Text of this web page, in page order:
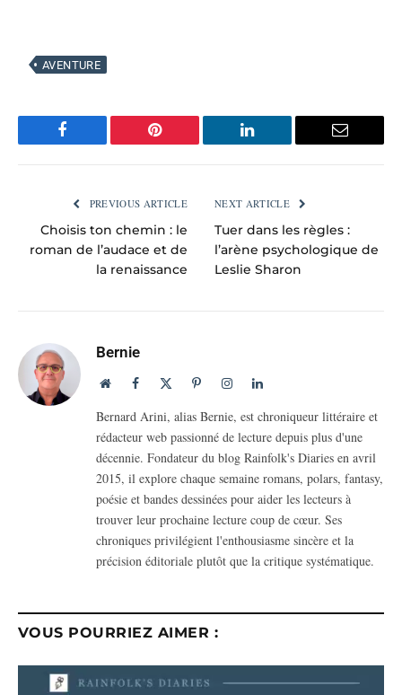
AVENTURE
Facebook Pinterest LinkedIn Email
PREVIOUS ARTICLE
Choisis ton chemin : le
roman de l’audace et de
la renaissance
NEXT ARTICLE
Tuer dans les règles :
l’arène psychologique de
Leslie Sharon
Bernie
WebsiteFacebook PinterestInstagramLinkedIn
Bernard Arini, alias Bernie, est chroniqueur littéraire et
rédacteur web passionné de lecture depuis plus d'une
décennie. Fondateur du blog Rainfolk's Diaries en avril
2015, il explore chaque semaine romans, polars, fantasy,
poésie et bandes dessinées pour aider les lecteurs à
trouver leur prochaine lecture coup de cœur. Ses
chroniques privilégient l'enthousiasme sincère et la
précision éditoriale plutôt que la critique systématique.
VOUS POURRIEZ AIMER :